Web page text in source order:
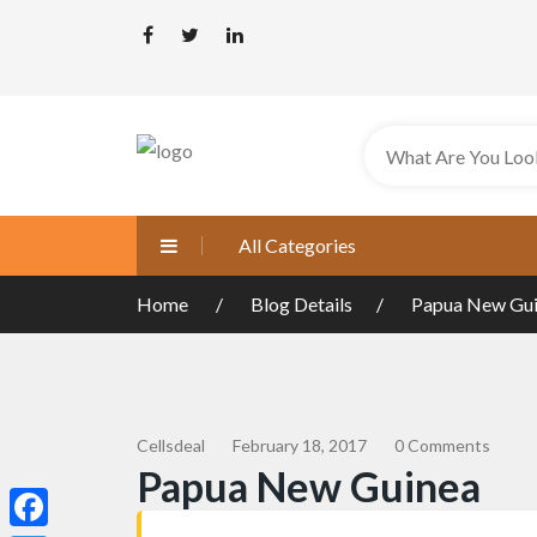
All Categories
Home Blog Details Papua New
Cellsdeal February 18, 2017 0 Comments
Papua New Guinea